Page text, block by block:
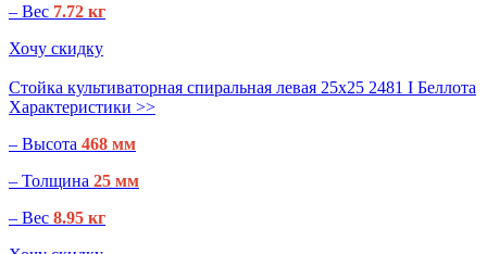
– Вес 7.72 кг
Хочу скидку
Стойка культиваторная спиральная левая 25х25 2481 I Беллота
Характеристики >>
– Высота 468 мм
– Толщина 25 мм
– Вес 8.95 кг